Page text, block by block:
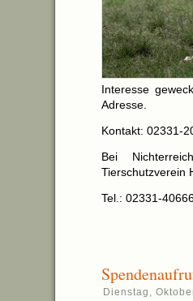
Interesse
Adresse.
Kontakt: 02331-
Bei
Tierschutzverein
Tel.: 02331-
Dienstag,